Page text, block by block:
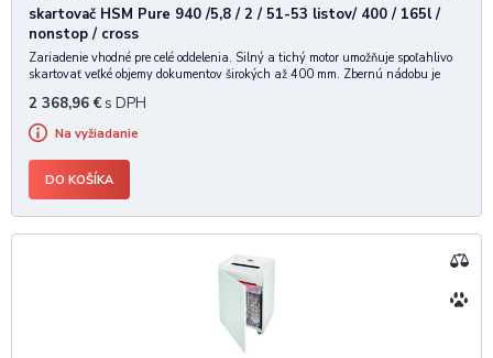
skartovač HSM Pure 940 /5,8 / 2 / 51-53 listov/ 400 / 165l /
nonstop / cross
Zariadenie vhodné pre celé oddelenia. Silný a tichý motor umožňuje spoľahlivo
skartovať veľké objemy dokumentov širokých až 400 mm. Zbernú nádobu je
"Made in Germany" pre dlhodob
2 368,96 € s DPH
Na vyžiadanie
DO KOŠÍKA